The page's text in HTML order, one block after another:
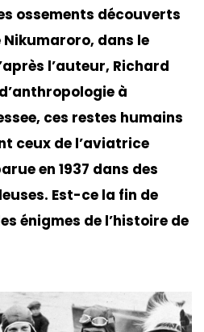
ossements découverts
Nikumaroro, dans le
l’auteur, Richard
à
ces restes humains
ceux de l’aviatrice
en 1937 dans des
Est-ce la fin de
énigmes de l’histoire de